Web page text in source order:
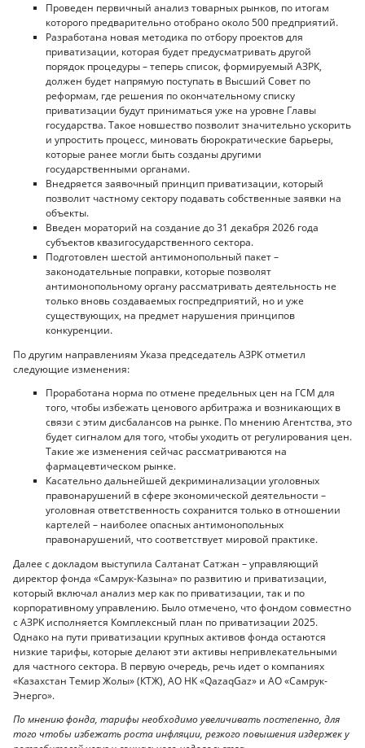
Проведен первичный анализ товарных рынков, по итогам
которого предварительно отобрано около 500 предприятий.
Разработана новая методика по отбору проектов для
приватизации, которая будет предусматривать другой
порядок процедуры – теперь список, формируемый АЗРК,
должен будет напрямую поступать в Высший Совет по
реформам, где решения по окончательному списку
приватизации будут приниматься уже на уровне Главы
государства. Такое новшество позволит значительно ускорить
и упростить процесс, миновать бюрократические барьеры,
которые ранее могли быть созданы другими
государственными органами.
Внедряется заявочный принцип приватизации, который
позволит частному сектору подавать собственные заявки на
объекты.
Введен мораторий на создание до 31 декабря 2026 года
субъектов квазигосударственного сектора.
Подготовлен шестой антимонопольный пакет –
законодательные поправки, которые позволят
антимонопольному органу рассматривать деятельность не
только вновь создаваемых госпредприятий, но и уже
существующих, на предмет нарушения принципов
конкуренции.
По другим направлениям Указа председатель АЗРК отметил
следующие изменения:
Проработана норма по отмене предельных цен на ГСМ для
того, чтобы избежать ценового арбитража и возникающих в
связи с этим дисбалансов на рынке. По мнению Агентства, это
будет сигналом для того, чтобы уходить от регулирования цен.
Такие же изменения сейчас рассматриваются на
фармацевтическом рынке.
Касательно дальнейшей декриминализации уголовных
правонарушений в сфере экономической деятельности –
уголовная ответственность сохранится только в отношении
картелей – наиболее опасных антимонопольных
правонарушений, что соответствует мировой практике.
Далее с докладом выступила Салтанат Сатжан – управляющий
директор фонда «Самрук-Казына» по развитию и приватизации,
который включал анализ мер как по приватизации, так и по
корпоративному управлению. Было отмечено, что фондом совместно
с АЗРК исполняется Комплексный план по приватизации 2025.
Однако на пути приватизации крупных активов фонда остаются
низкие тарифы, которые делают эти активы непривлекательными
для частного сектора. В первую очередь, речь идет о компаниях
«Казахстан Темир Жолы» (КТЖ), АО НК «QazaqGaz» и АО «Самрук-
Энерго».
По мнению фонда, тарифы необходимо увеличивать постепенно, для
того чтобы избежать роста инфляции, резкого повышения издержек у